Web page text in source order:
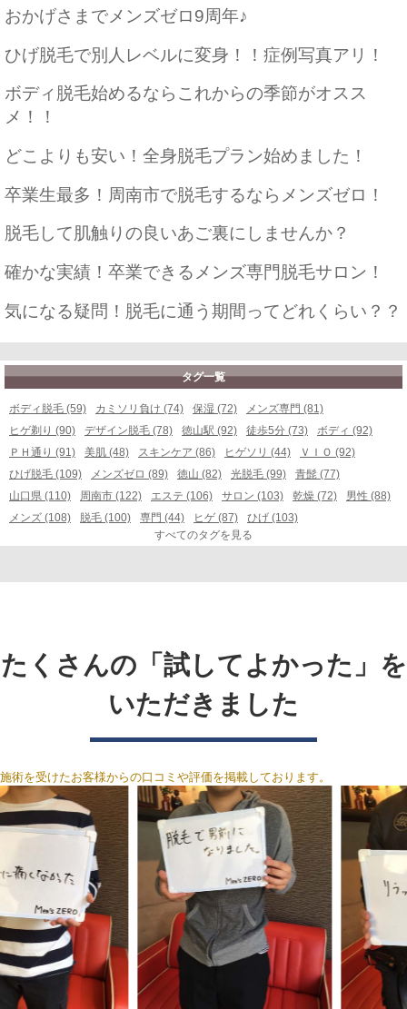
おかげさまでメンズゼロ9周年♪
ひげ脱毛で別人レベルに変身！！症例写真アリ！
ボディ脱毛始めるならこれからの季節がオスス
メ！！
どこよりも安い！全身脱毛プラン始めました！
卒業生最多！周南市で脱毛するならメンズゼロ！
脱毛して肌触りの良いあご裏にしませんか？
確かな実績！卒業できるメンズ専門脱毛サロン！
気になる疑問！脱毛に通う期間ってどれくらい？？
タグ一覧
ボディ脱毛 (59) カミソリ負け (74) 保湿 (72)
メンズ専門 (81)
ヒゲ剃り (90)
デザイン脱毛 (78) 徳山駅 (92) 徒歩5分 (73)
ボディ (92)
ＰＨ通り (91)
美肌 (48) スキンケア (86) ヒゲソリ (44)
ＶＩＯ (92)
ひげ脱毛 (109)
メンズゼロ (89) 徳山 (82) 光脱毛 (99)
青髭 (77)
山口県 (110)
周南市 (122) エステ (106) サロン (103) 乾燥 (72)
男性 (88)
メンズ (108)
脱毛 (100) 専門 (44) ヒゲ (87)
ひげ (103)
すべてのタグを見る
たくさんの「試してよかった」を
いただきました
施術を受けたお客様からの口コミや評価を掲載しております。